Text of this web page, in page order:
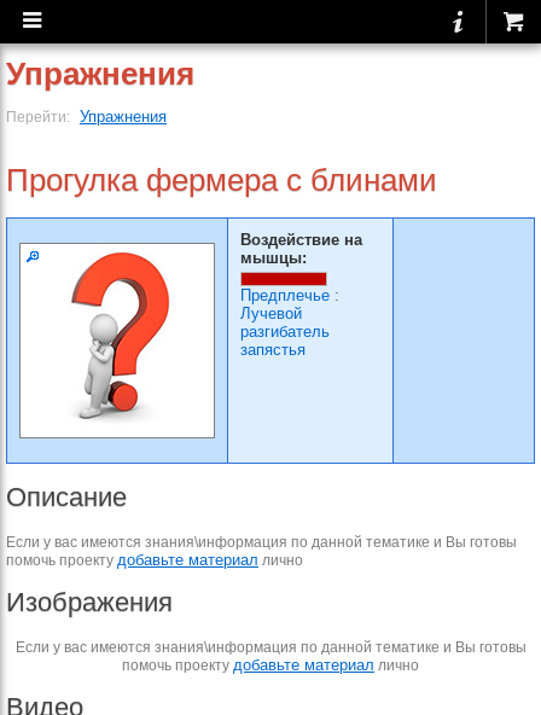
Упражнения
Перейти: Упражнения
Прогулка фермера с блинами
Воздействие на
мышцы:
Предплечье :
Лучевой
разгибатель
запястья
Описание
Если у вас имеются знания\информация по данной тематике и Вы готовы
помочь проекту добавьте материал лично
Изображения
Если у вас имеются знания\информация по данной тематике и Вы готовы
помочь проекту добавьте материал лично
Видео